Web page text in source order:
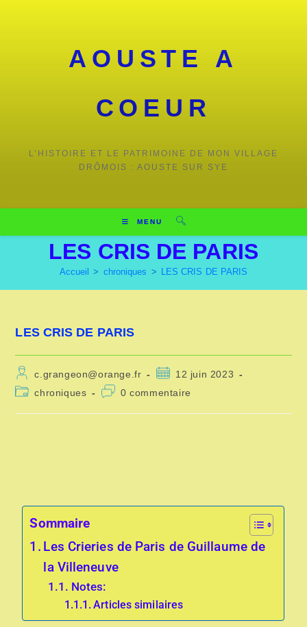
AOUSTE A
COEUR
L’HISTOIRE ET LE PATRIMOINE DE MON VILLAGE
DRÔMOIS : AOUSTE SUR SYE
MENU
LES CRIS DE PARIS
Accueil > chroniques > LES CRIS DE PARIS
LES CRIS DE PARIS
c.grangeon@orange.fr
12 juin 2023
chroniques
0 commentaire
Sommaire
Les Crieries de Paris de Guillaume de
la Villeneuve
Notes:
Articles similaires